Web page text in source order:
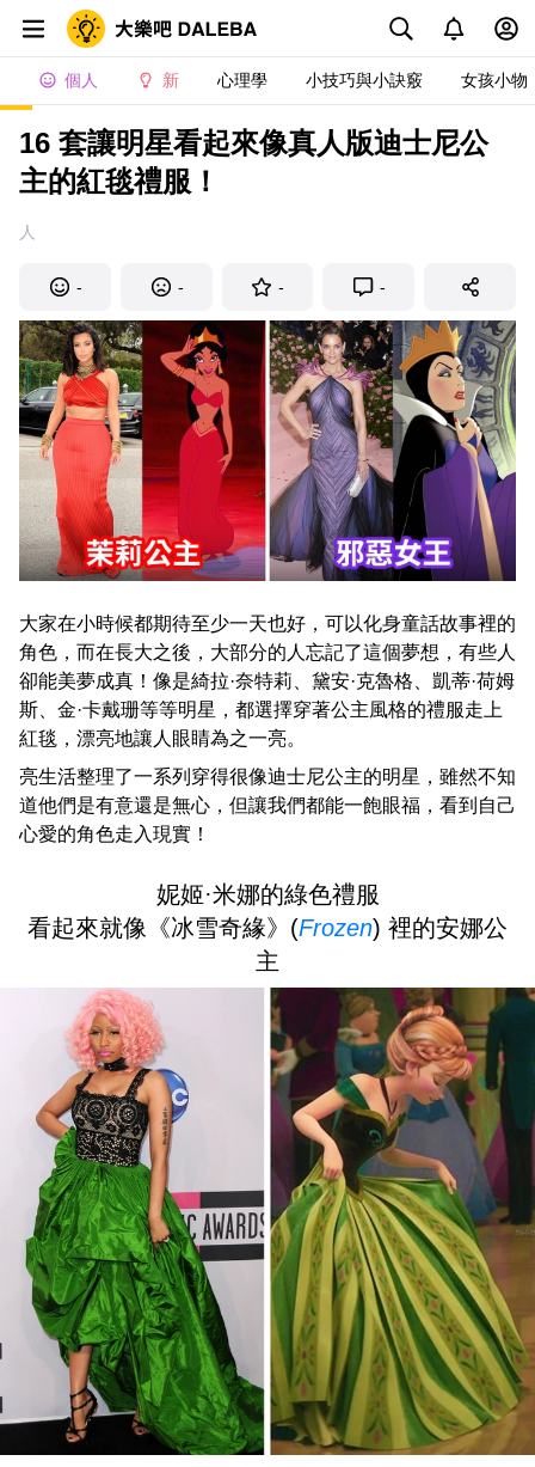
個人 新 心理學 小技巧與小訣竅 女孩小物
16 套讓明星看起來像真人版迪士尼公
主的紅毯禮服！
人
- - - -
大家在小時候都期待至少一天也好，可以化身童話故事裡的
角色，而在長大之後，大部分的人忘記了這個夢想，有些人
卻能美夢成真！像是綺拉·奈特莉、黛安·克魯格、凱蒂·荷姆
斯、金·卡戴珊等等明星，都選擇穿著公主風格的禮服走上
紅毯，漂亮地讓人眼睛為之一亮。
亮生活整理了一系列穿得很像迪士尼公主的明星，雖然不知
道他們是有意還是無心，但讓我們都能一飽眼福，看到自己
心愛的角色走入現實！
妮姬·米娜的綠色禮服
看起來就像《冰雪奇緣》(Frozen) 裡的安娜公
主